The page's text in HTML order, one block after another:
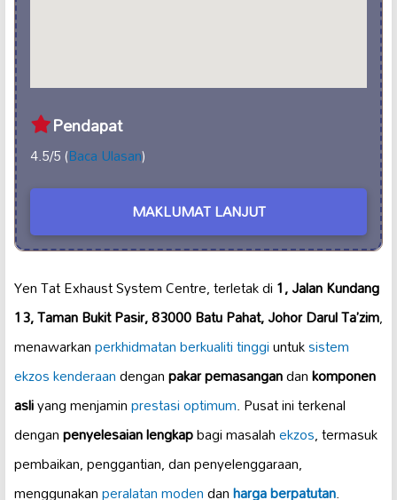
Pendapat
4.5/5 (Baca Ulasan)
MAKLUMAT LANJUT
Yen Tat Exhaust System Centre, terletak di1, Jalan Kundang
13, Taman Bukit Pasir, 83000 Batu Pahat, Johor Darul Ta’zim,
menawarkanperkhidmatan berkualiti tinggiuntuksistem
ekzos kenderaandenganpakar pemasangandankomponen
asliyang menjaminprestasi optimum. Pusat ini terkenal
denganpenyelesaian lengkapbagi masalahekzos, termasuk
pembaikan, penggantian, dan penyelenggaraan,
menggunakanperalatan modendanharga berpatutan.